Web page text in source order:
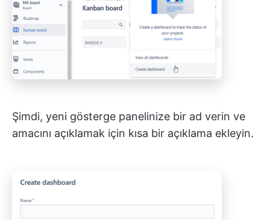
Şimdi, yeni gösterge panelinize bir ad verin ve
amacını açıklamak için kısa bir açıklama ekleyin.